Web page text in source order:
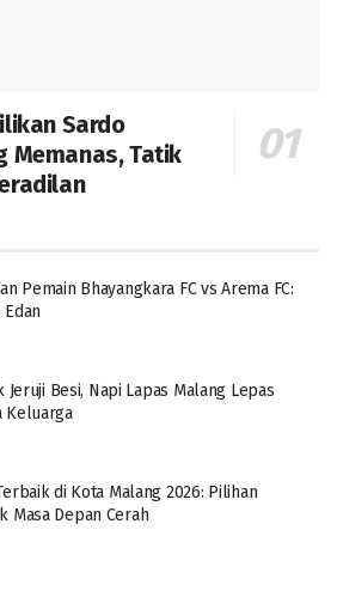
Sardo
Memanas, Tatik
Pemain Bhayangkara FC vs Arema FC:
Besi, Napi Lapas Malang Lepas
Keluarga
di Kota Malang 2026: Pilihan
Masa Depan Cerah